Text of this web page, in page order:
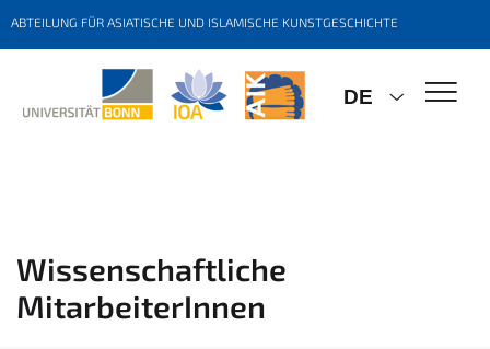
ABTEILUNG FÜR ASIATISCHE UND ISLAMISCHE KUNSTGESCHICHTE
DE
Wissenschaftliche
MitarbeiterInnen